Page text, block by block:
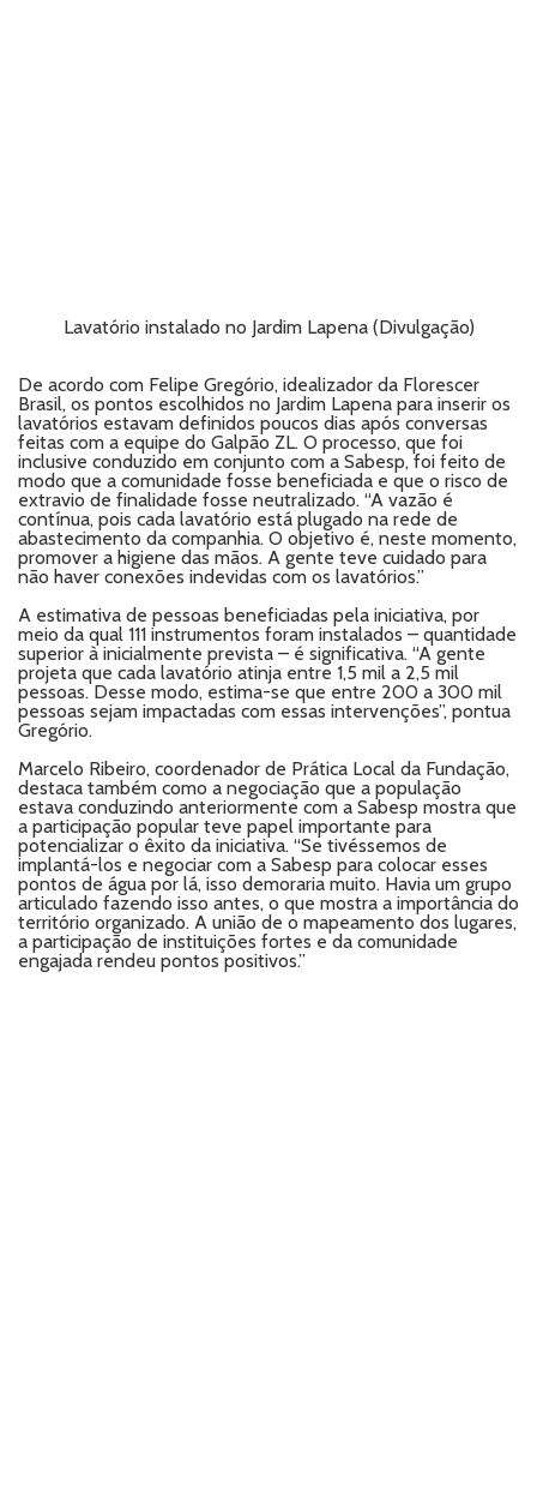
Lavatório instalado no Jardim Lapena (Divulgação)
De acordo com Felipe Gregório, idealizador da Florescer
Brasil, os pontos escolhidos no Jardim Lapena para inserir os
lavatórios estavam definidos poucos dias após conversas
feitas com a equipe do Galpão ZL. O processo, que foi
inclusive conduzido em conjunto com a Sabesp, foi feito de
modo que a comunidade fosse beneficiada e que o risco de
extravio de finalidade fosse neutralizado. “A vazão é
contínua, pois cada lavatório está plugado na rede de
abastecimento da companhia. O objetivo é, neste momento,
promover a higiene das mãos. A gente teve cuidado para
não haver conexões indevidas com os lavatórios.”
A estimativa de pessoas beneficiadas pela iniciativa, por
meio da qual 111 instrumentos foram instalados – quantidade
superior à inicialmente prevista – é significativa. “A gente
projeta que cada lavatório atinja entre 1,5 mil a 2,5 mil
pessoas. Desse modo, estima-se que entre 200 a 300 mil
pessoas sejam impactadas com essas intervenções”, pontua
Gregório.
Marcelo Ribeiro, coordenador de Prática Local da Fundação,
destaca também como a negociação que a população
estava conduzindo anteriormente com a Sabesp mostra que
a participação popular teve papel importante para
potencializar o êxito da iniciativa. “Se tivéssemos de
implantá-los e negociar com a Sabesp para colocar esses
pontos de água por lá, isso demoraria muito. Havia um grupo
articulado fazendo isso antes, o que mostra a importância do
território organizado. A união de o mapeamento dos lugares,
a participação de instituições fortes e da comunidade
engajada rendeu pontos positivos.”